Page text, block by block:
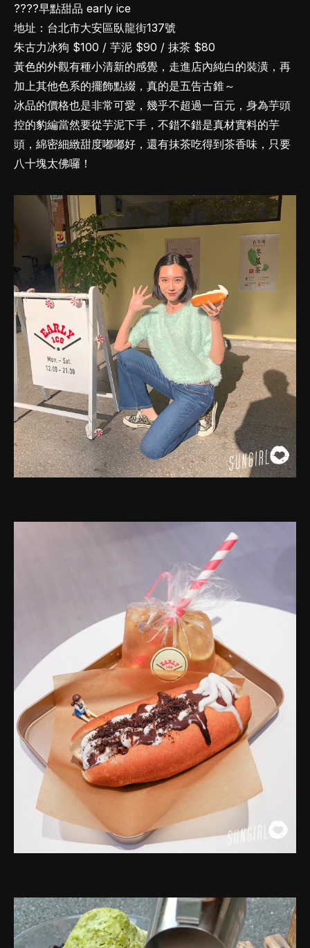
????早點甜品 early ice
地址：台北市大安區臥龍街137號
朱古力冰狗 $100 / 芋泥 $90 / 抹茶 $80
黃色的外觀有種小清新的感覺，走進店內純白的裝潢，再
加上其他色系的擺飾點綴，真的是五告古錐～
冰品的價格也是非常可愛，幾乎不超過一百元，身為芋頭
控的豹編當然要從芋泥下手，不錯不錯是真材實料的芋
頭，綿密細緻甜度嘟嘟好，還有抹茶吃得到茶香味，只要
八十塊太佛囉！